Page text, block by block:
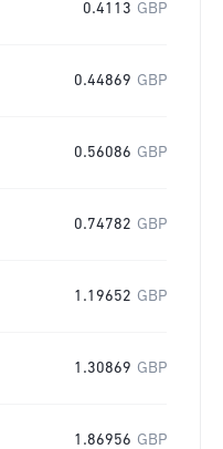
0.4113 GBP
0.44869 GBP
0.56086 GBP
0.74782 GBP
1.19652 GBP
1.30869 GBP
1.86956 GBP